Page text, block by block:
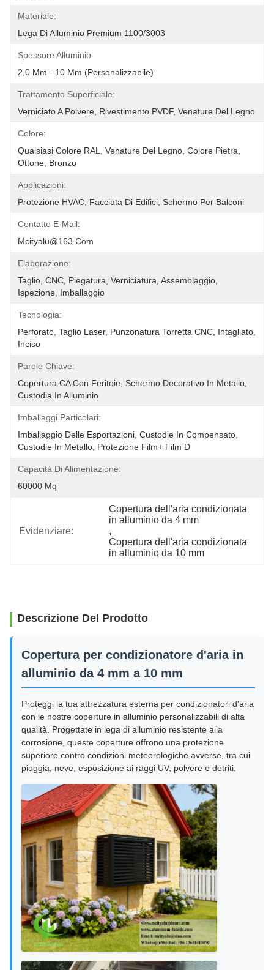
Materiale:
Lega Di Alluminio Premium 1100/3003
Spessore Alluminio:
2,0 Mm - 10 Mm (personalizzabile)
Trattamento Superficiale:
Verniciato A Polvere, Rivestimento PVDF, Venature Del Legno
Colore:
Qualsiasi Colore RAL, Venature Del Legno, Colore Pietra,
Ottone, Bronzo
Applicazioni:
Protezione HVAC, Facciata Di Edifici, Schermo Per Balconi
Contatto E-Mail:
Mcityalu@163.com
Elaborazione:
Taglio, CNC, Piegatura, Verniciatura, Assemblaggio,
Ispezione, Imballaggio
Tecnologia:
Perforato, Taglio Laser, Punzonatura Torretta CNC, Intagliato,
Inciso
Parole Chiave:
Copertura CA Con Feritoie, Schermo Decorativo In Metallo,
Custodia In Alluminio
Imballaggi Particolari:
Imballaggio Delle Esportazioni, Custodie In Compensato,
Custodie In Metallo, Protezione Film+ Film D
Capacità Di Alimentazione:
60000 Mq
Evidenziare:
Copertura dell'aria condizionata
in alluminio da 4 mm
,
Copertura dell'aria condizionata
in alluminio da 10 mm
Descrizione Del Prodotto
Copertura per condizionatore d'aria in
alluminio da 4 mm a 10 mm
Proteggi la tua attrezzatura esterna per condizionatori d'aria
con le nostre coperture in alluminio personalizzabili di alta
qualità. Progettate in lega di alluminio resistente alla
corrosione, queste coperture offrono una protezione
superiore contro condizioni meteorologiche avverse, tra cui
pioggia, neve, esposizione ai raggi UV, polvere e detriti.